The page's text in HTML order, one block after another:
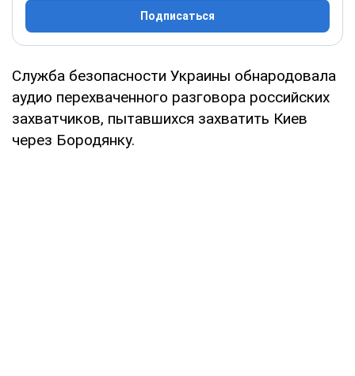
Подписаться
Служба безопасности Украины обнародовала
аудио перехваченного разговора российских
захватчиков, пытавшихся захватить Киев
через Бородянку.